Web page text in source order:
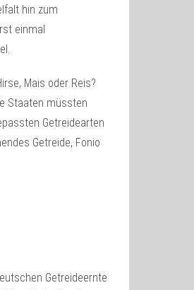
hin zum
einmal
Mais oder Reis?
Staaten müssten
Getreidearten
Getreide, Fonio
Getreideernte